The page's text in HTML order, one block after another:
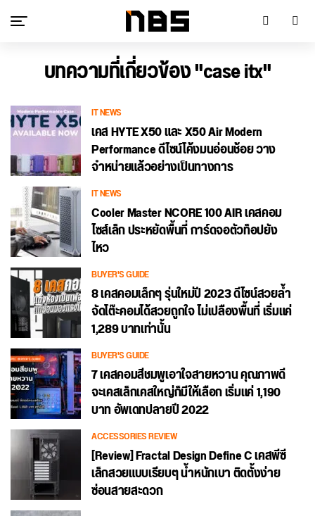
บทความที่เกี่ยวข้อง "case itx"
IT NEWS
เคส HYTE X50 และ X50 Air Modern
Performance ดีไซน์โค้งมนอ่อนช้อย วาง
จำหน่ายแล้วอย่างเป็นทางการ
IT NEWS
Cooler Master NCORE 100 AIR เคสคอม
ไซส์เล็ก ประหยัดพื้นที่ การ์ดจอตัวท็อปยัง
ไหว
BUYER'S GUIDE
8 เคสคอมเล็กๆ รุ่นใหม่ปี 2023 ดีไซน์สวยล้ำ
จัดโต๊ะคอมได้สวยถูกใจ ไม่เปลืองพื้นที่ เริ่มแค่
1,289 บาทเท่านั้น
BUYER'S GUIDE
7 เคสคอมสีชมพูเอาใจสายหวาน คุณภาพดี
จะเคสเล็กเคสใหญ่ก็มีให้เลือก เริ่มแค่ 1,190
บาท อัพเดทปลายปี 2022
ACCESSORIES REVIEW
[Review] Fractal Design Define C เคสพีซี
เล็กสวยแบบเรียบๆ น้ำหนักเบา ติดตั้งง่าย
ซ่อนสายสะดวก